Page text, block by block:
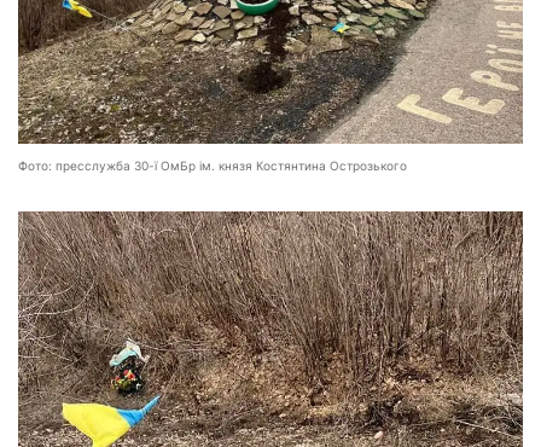
Фото: пресслужба 30-ї ОмБр ім. князя Костянтина Острозького